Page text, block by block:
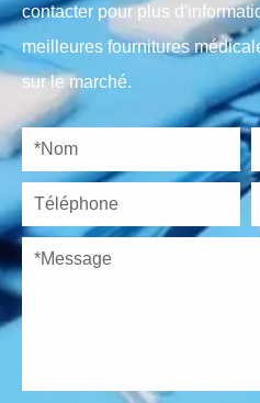
contacter pour plus
meilleures fournitures
sur le marché.